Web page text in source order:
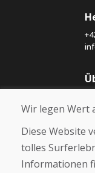
Wir legen Wert
Diese Website
tolles
Informationen